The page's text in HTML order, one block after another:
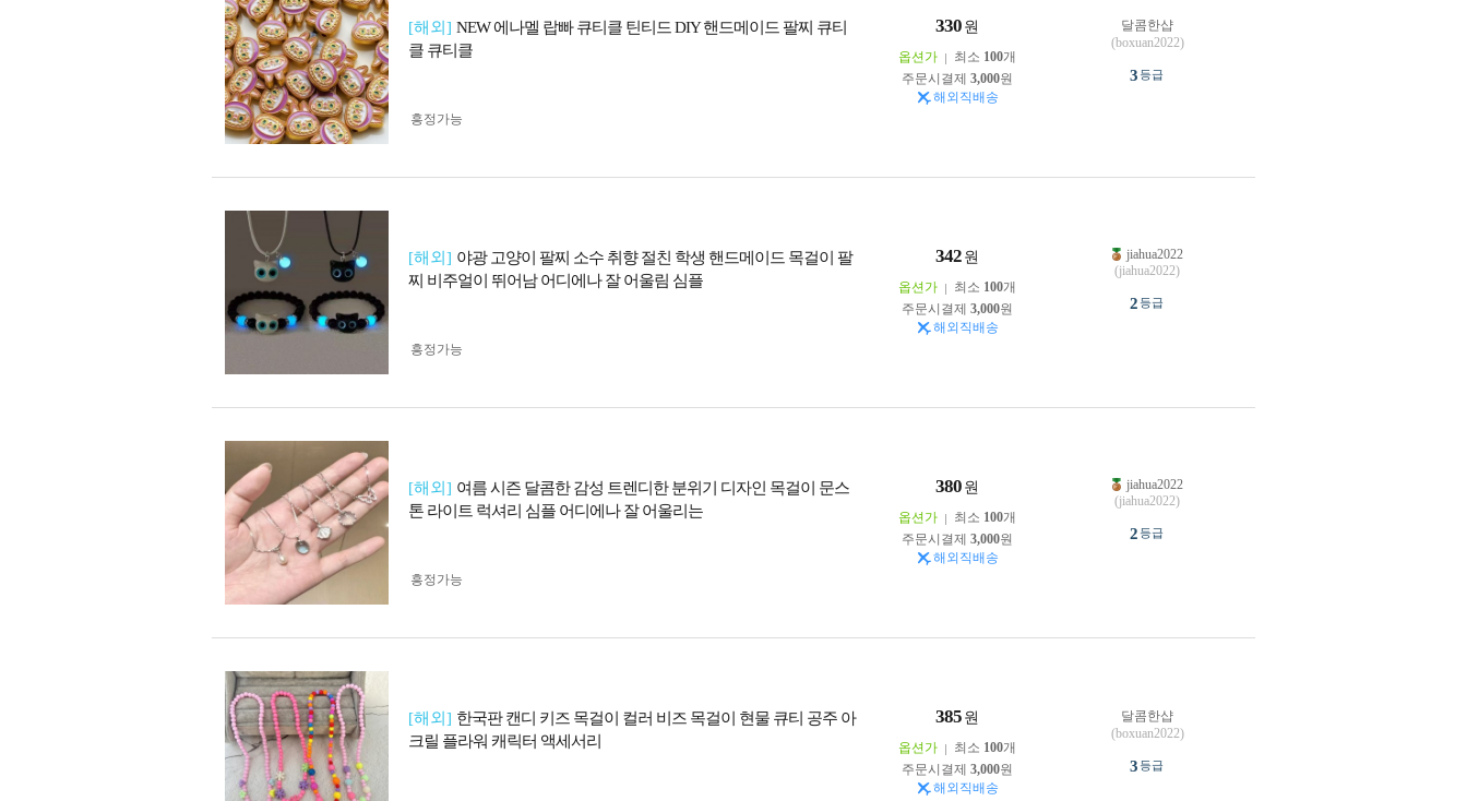
[해외] NEW 에나멜 랍빠 큐티클 틴티드 DIY 핸드메이드 팔찌 큐티
클 큐티클
330 원
옵션가 최소 100개
주문시결제 3,000원
해외직배송
흥정가능
달콤한샵
(boxuan2022)
3등급
[해외] 야광 고양이 팔찌 소수 취향 절친 학생 핸드메이드 목걸이 팔
찌 비주얼이 뛰어남 어디에나 잘 어울림 심플
342 원
옵션가 최소 100개
주문시결제 3,000원
해외직배송
흥정가능
jiahua2022
(jiahua2022)
2등급
[해외] 여름 시즌 달콤한 감성 트렌디한 분위기 디자인 목걸이 문스
톤 라이트 럭셔리 심플 어디에나 잘 어울리는
380 원
옵션가 최소 100개
주문시결제 3,000원
해외직배송
흥정가능
jiahua2022
(jiahua2022)
2등급
[해외] 한국판 캔디 키즈 목걸이 컬러 비즈 목걸이 현물 큐티 공주 아
크릴 플라워 캐릭터 액세서리
385 원
옵션가 최소 100개
주문시결제 3,000원
해외직배송
달콤한샵
(boxuan2022)
3등급